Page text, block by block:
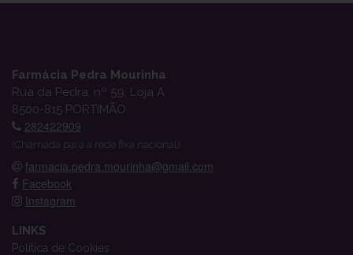
Farmácia Pedra Mourinha
Rua da Pedra, nº 59, Loja A
8500-815 PORTIMÃO
282422909
(Chamada para a rede fixa nacional)
farmacia.pedra.mourinha@gmail.com
Facebook
Instagram
LINKS
Política de Cookies